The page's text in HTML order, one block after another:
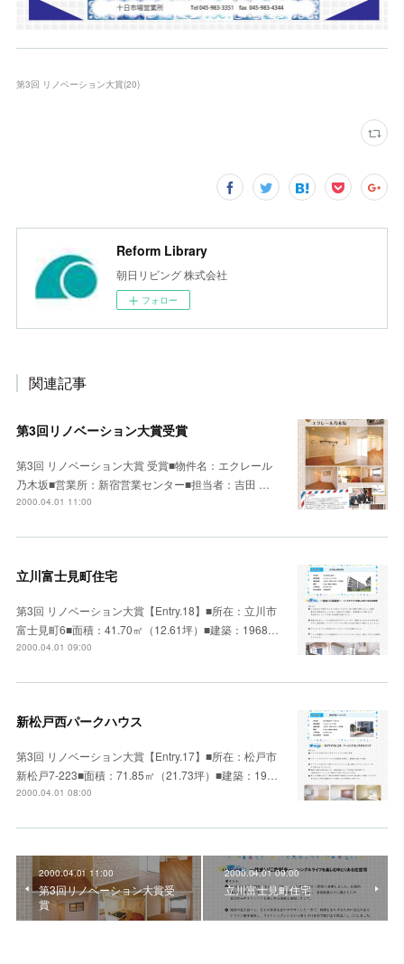
第3回 リノベーション大賞(20)
Reform Library
朝日リビング 株式会社
フォロー
関連記事
第3回リノベーション大賞受賞
第3回 リノベーション大賞 受賞■物件名：エクレール
乃木坂■営業所：新宿営業センター■担当者：吉田 …
2000.04.01 11:00
立川富士見町住宅
第3回 リノベーション大賞【Entry.18】■所在：立川市
富士見町6■面積：41.70㎡（12.61坪）■建築：1968…
2000.04.01 09:00
新松戸西パークハウス
第3回 リノベーション大賞【Entry.17】■所在：松戸市
新松戸7-223■面積：71.85㎡（21.73坪）■建築：19…
2000.04.01 08:00
2000.04.01 11:00
第3回リノベーション大賞受
賞
2000.04.01 09:00
立川富士見町住宅